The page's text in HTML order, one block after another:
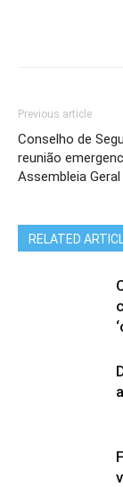
Previous article
Conselho de
reunião
Assembleia Geral
RELATED